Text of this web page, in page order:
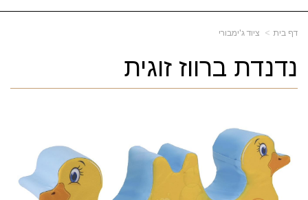
דף בית ציוד ג'ימבורי
נדנדת ברווז זוגית